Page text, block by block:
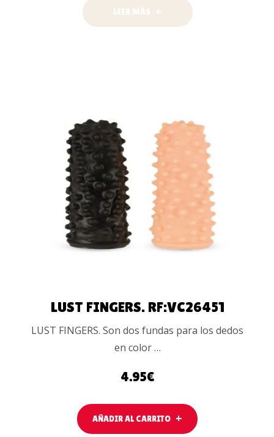
LEER MÁS
AÑADIR AL
CARRITO
LUST FINGERS. RF:VC26451
LUST FINGERS. Son dos fundas para los dedos
en color …
4.95€
AÑADIR AL CARRITO